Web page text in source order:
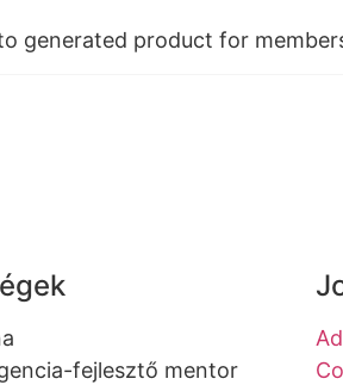
generated product for
fejlesztő mentor